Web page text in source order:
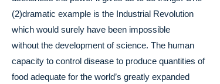
(2)dramatic example is the Industrial Revolution
which would surely have been impossible
without the development of science. The human
capacity to control disease to produce quantities of
food adequate for the world’s greatly expanded